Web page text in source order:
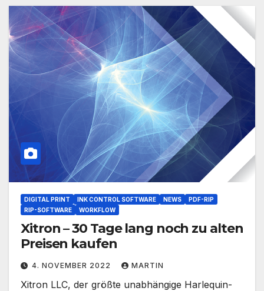
DIGITAL PRINT INK CONTROL SOFTWARE NEWS
PDF-RIP
RIP-SOFTWARE
WORKFLOW
Xitron – 30 Tage lang noch zu alten
Preisen kaufen
4. NOVEMBER 2022 MARTIN
Xitron LLC, der größte unabhängige Harlequin-